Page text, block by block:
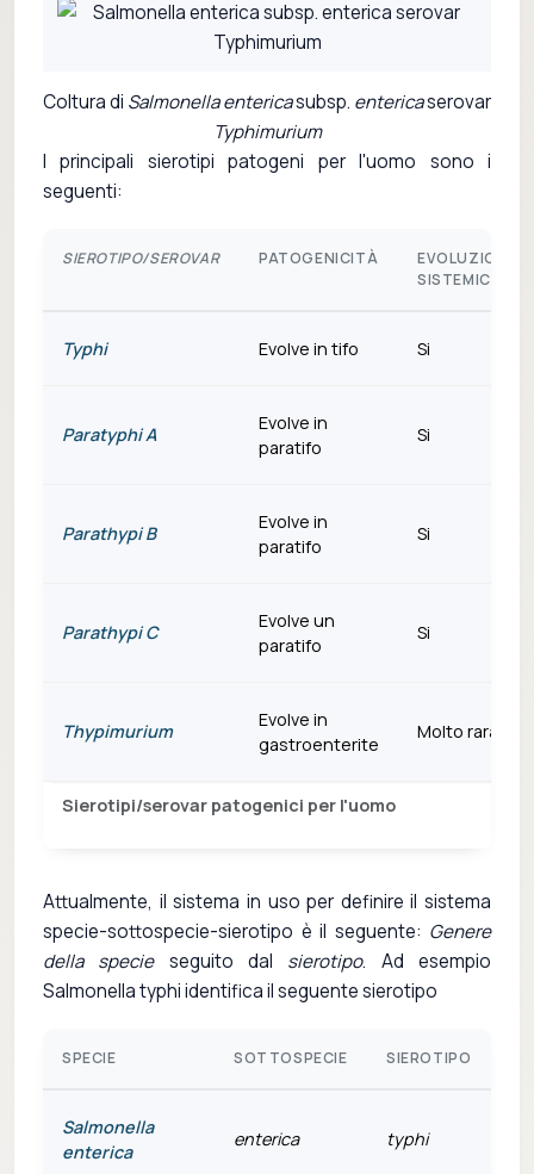
Coltura di Salmonella entericasubsp. entericaserovar
Typhimurium
I principali sierotipi patogeni per l'uomo sono i
seguenti:
Sierotipi/serovar patogenici per l'uomo
SIEROTIPO/SEROVAR PATOGENICITÀ
EVOLUZIONE
SISTEMICA
Typhi Evolve in tifo Si
Paratyphi A
Evolve in
paratifo
Si
Parathypi B
Evolve in
paratifo
Si
Parathypi C
Evolve un
paratifo
Si
Thypimurium
Evolve in
gastroenterite
Molto rara
Attualmente, il sistema in uso per definire il sistema
specie-sottospecie-sierotipo è il seguente: Genere
della specieseguito dal sierotipo. Ad esempio
Salmonella typhi identifica il seguente sierotipo
SPECIE SOTTOSPECIE SIEROTIPO
Salmonella
enterica
enterica typhi